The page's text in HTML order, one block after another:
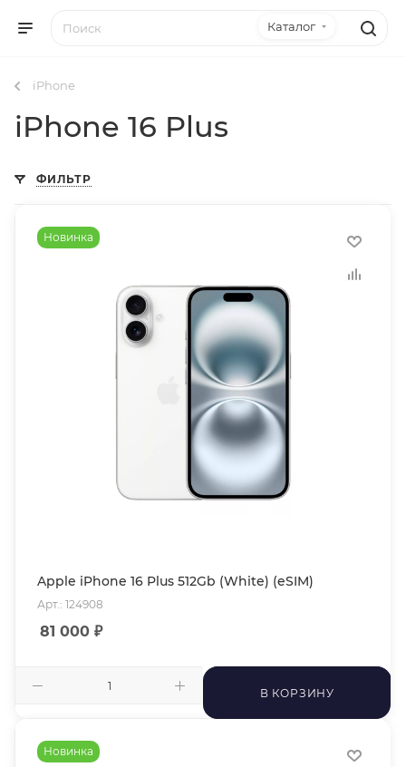
Каталог
iPhone
iPhone 16 Plus
ФИЛЬТР
Новинка
Apple iPhone 16 Plus 512Gb (White) (eSIM)
Арт.: 124908
81 000 ₽
В КОРЗИНУ
Новинка